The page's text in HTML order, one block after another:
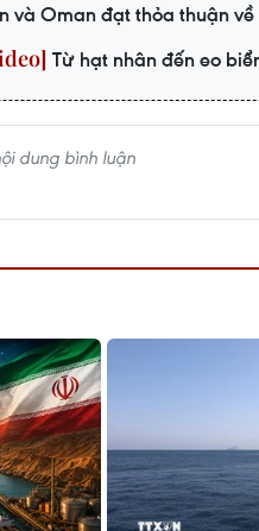
và Oman đạt thỏa thuận
Từ hạt nhân đến eo